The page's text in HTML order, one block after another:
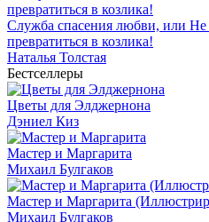
Служба спасения любви, или Не
превратиться в козлика!
Наталья Толстая
Бестселлеры
Цветы для Элджернона
Дэниел Киз
Мастер и Маргарита
Михаил Булгаков
Мастер и Маргарита
Михаил Булгаков